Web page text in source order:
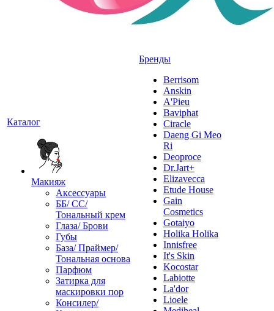
Каталог
Макияж
Аксессуары
ББ/ СС/
Тональный крем
Глаза/ Брови
Губы
База/ Праймер/
Тональная основа
Парфюм
Затирка для
маскировки пор
Консилер/
Бренды
Berrisom
Anskin
A'Pieu
Baviphat
Ciracle
Daeng Gi Meo
Ri
Deoproce
Dr.Jart+
Elizavecca
Etude House
Gain
Cosmetics
Gotaiyo
Holika Holika
Innisfree
It's Skin
Kocostar
Labiotte
La'dor
Lioele